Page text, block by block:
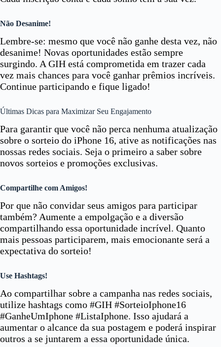
Não Desanime!
Lembre-se: mesmo que você não ganhe desta vez, não
desanime! Novas oportunidades estão sempre
surgindo. A GIH está comprometida em trazer cada
vez mais chances para você ganhar prêmios incríveis.
Continue participando e fique ligado!
Últimas Dicas para Maximizar Seu Engajamento
Para garantir que você não perca nenhuma atualização
sobre o sorteio do iPhone 16, ative as notificações nas
nossas redes sociais. Seja o primeiro a saber sobre
novos sorteios e promoções exclusivas.
Compartilhe com Amigos!
Por que não convidar seus amigos para participar
também? Aumente a empolgação e a diversão
compartilhando essa oportunidade incrível. Quanto
mais pessoas participarem, mais emocionante será a
expectativa do sorteio!
Use Hashtags!
Ao compartilhar sobre a campanha nas redes sociais,
utilize hashtags como #GIH #SorteioIphone16
#GanheUmIphone #ListaIphone. Isso ajudará a
aumentar o alcance da sua postagem e poderá inspirar
outros a se juntarem a essa oportunidade única.